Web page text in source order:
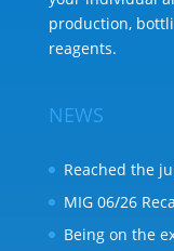
production,
reagents.
NEWS
Reached the
MIG 06/26
Being on the